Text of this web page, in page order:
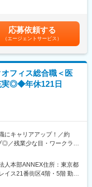
。
床
認定も受けております。
ことでやりがいを感じなが
ープ”だからこその『働きや
療ダイエットなど自費診療
得支援あり
与にしっかり反映◎
与の支給はありません。賃
考を通じて上下する可能性
めた表記です。
応募依頼する
（エージェントサービス）
オフィス総合職＜医
実◎◆年休121日
にキャリアアップ！／約
／残業少な目・ワークライ
本部ANNEX住所：東京都
ス21番街区4階・5階 勤務